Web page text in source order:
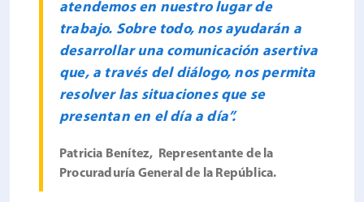
atendemos en nuestro lugar de
trabajo. Sobre todo, nos ayudarán a
desarrollar una comunicación asertiva
que, a través del diálogo, nos permita
resolver las situaciones que se
presentan en el día a día”.
Patricia Benítez, Representante de la
Procuraduría General de la República.